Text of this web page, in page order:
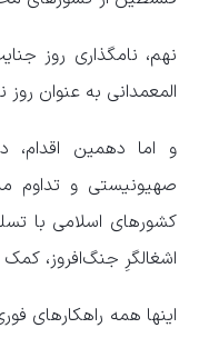
نهم،‌ نامگذاری روز
المعمدانی به عنوان
و اما دهمین اقدام،‌
صهیونیستی و تداوم
کشورهای اسلامی با
اشغالگرِ جنگ‌افروز،‌ کمک
اینها همه راهکارهای